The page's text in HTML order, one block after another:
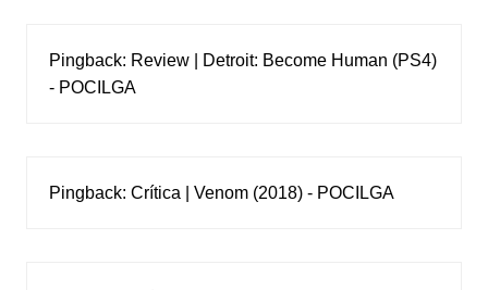
Pingback: Review | Detroit: Become Human (PS4)
- POCILGA
Pingback: Crítica | Venom (2018) - POCILGA